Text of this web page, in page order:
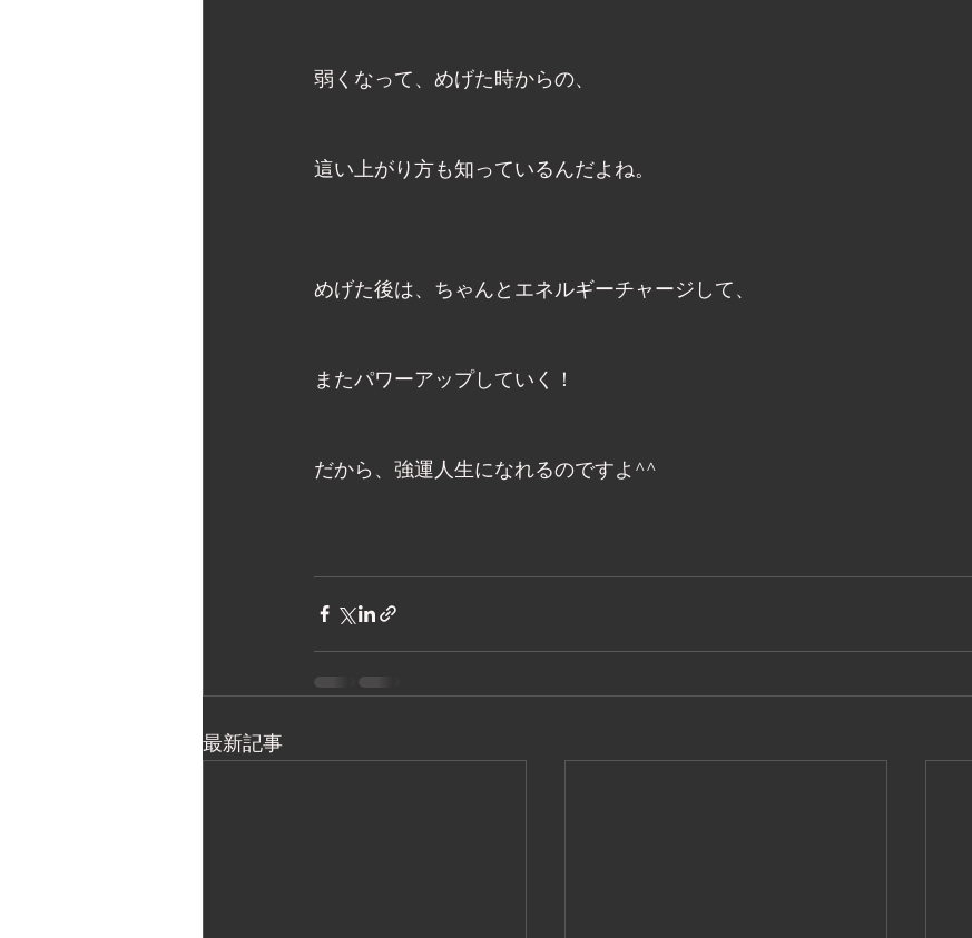
弱くなって、めげた時からの、
這い上がり方も知っているんだよね。
めげた後は、ちゃんとエネルギーチャージして、
またパワーアップしていく！
だから、強運人生になれるのですよ^^
最新記事